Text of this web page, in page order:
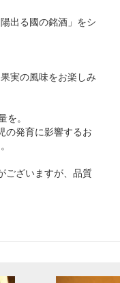
出る國の銘酒」をシ
実の風味をお楽しみ
。
の発育に影響するお
ございますが、品質